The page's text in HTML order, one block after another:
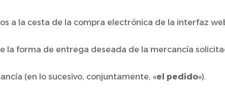
a la cesta de la compra electrónica de la interfaz
la forma de entrega deseada de la mercancía
(en lo sucesivo, conjuntamente, «el pedido»).